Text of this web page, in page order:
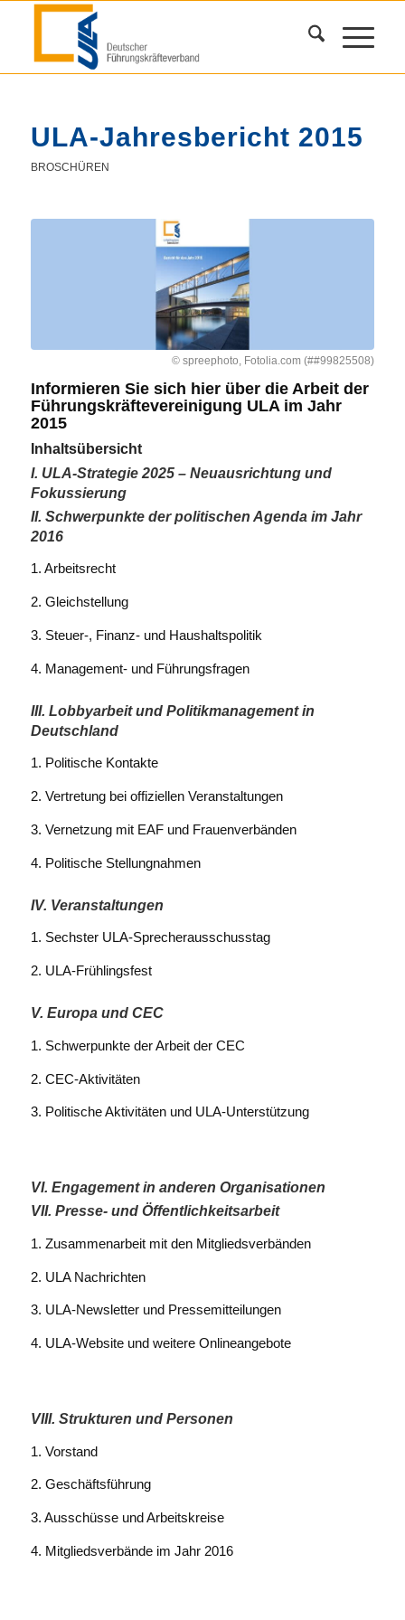
ULA-Jahresbericht 2015
BROSCHÜREN
© spreephoto, Fotolia.com (##99825508)
Informieren Sie sich hier über die Arbeit der
Führungskräftevereinigung ULA im Jahr
2015
Inhaltsübersicht
I. ULA-Strategie 2025 – Neuausrichtung und
Fokussierung
II. Schwerpunkte der politischen Agenda im Jahr
2016
1. Arbeitsrecht
2. Gleichstellung
3. Steuer-, Finanz- und Haushaltspolitik
4. Management- und Führungsfragen
III. Lobbyarbeit und Politikmanagement in
Deutschland
1. Politische Kontakte
2. Vertretung bei offiziellen Veranstaltungen
3. Vernetzung mit EAF und Frauenverbänden
4. Politische Stellungnahmen
IV. Veranstaltungen
1. Sechster ULA-Sprecherausschusstag
2. ULA-Frühlingsfest
V. Europa und CEC
1. Schwerpunkte der Arbeit der CEC
2. CEC-Aktivitäten
3. Politische Aktivitäten und ULA-Unterstützung
VI. Engagement in anderen Organisationen
VII. Presse- und Öffentlichkeitsarbeit
1. Zusammenarbeit mit den Mitgliedsverbänden
2. ULA Nachrichten
3. ULA-Newsletter und Pressemitteilungen
4. ULA-Website und weitere Onlineangebote
VIII. Strukturen und Personen
1. Vorstand
2. Geschäftsführung
3. Ausschüsse und Arbeitskreise
4. Mitgliedsverbände im Jahr 2016